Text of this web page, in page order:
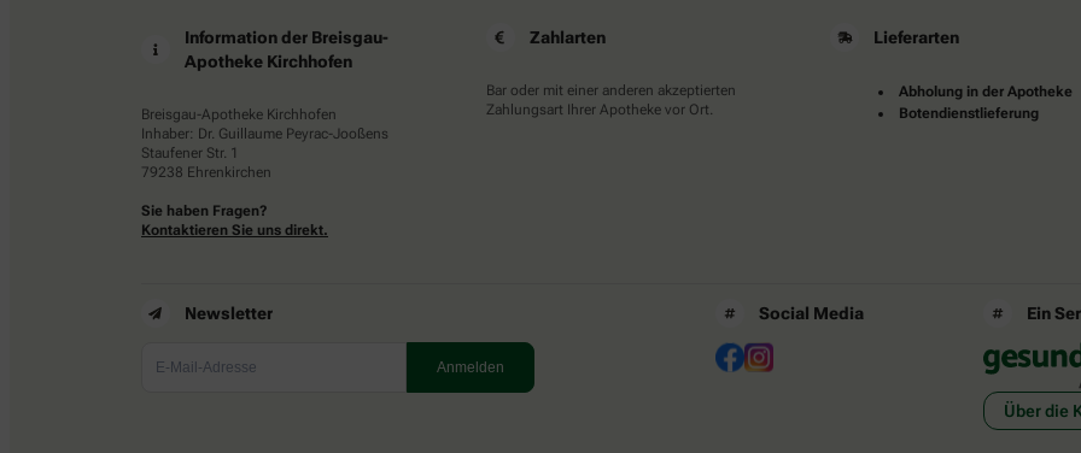
Information der Breisgau-
Apotheke Kirchhofen
Breisgau-Apotheke Kirchhofen
Inhaber: Dr. Guillaume Peyrac-Jooßens
Staufener Str. 1
79238 Ehrenkirchen
Sie haben Fragen?
Kontaktieren Sie uns direkt.
Zahlarten
Bar oder mit einer anderen akzeptierten
Zahlungsart Ihrer Apotheke vor Ort.
Lieferarten
Abholung in der Apotheke
Botendienstlieferung
Newsletter Social Media Ein
Über die